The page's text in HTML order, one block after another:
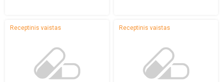
Receptinis vaistas Receptinis vaistas